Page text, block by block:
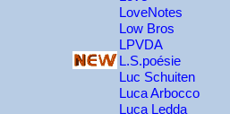
LoveNotes
Low Bros
LPVDA
L.S.poésie
Luc Schuiten
Luca Arbocco
Luca Ledda